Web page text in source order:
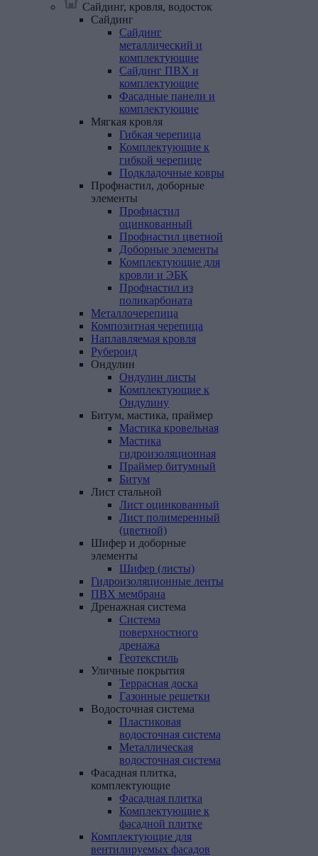
Сайдинг, кровля, водосток
Сайдинг
Сайдинг
металлический и
комплектующие
Сайдинг ПВХ и
комплектующие
Фасадные панели и
комплектующие
Мягкая кровля
Гибкая черепица
Комплектующие к
гибкой черепице
Подкладочные ковры
Профнастил, доборные
элементы
Профнастил
оцинкованный
Профнастил цветной
Доборные элементы
Комплектующие для
кровли и ЭБК
Профнастил из
поликарбоната
Металлочерепица
Композитная черепица
Наплавляемая кровля
Рубероид
Ондулин
Ондулин листы
Комплектующие к
Ондулину
Битум, мастика, праймер
Мастика кровельная
Мастика
гидроизоляционная
Праймер битумный
Битум
Лист стальной
Лист оцинкованный
Лист полимеренный
(цветной)
Шифер и доборные
элементы
Шифер (листы)
Гидроизоляционные ленты
ПВХ мембрана
Дренажная система
Система
поверхностного
дренажа
Геотекстиль
Уличные покрытия
Террасная доска
Газонные решетки
Водосточная система
Пластиковая
водосточная система
Металлическая
водосточная система
Фасадная плитка,
комплектующие
Фасадная плитка
Комплектующие к
фасадной плитке
Комплектующие для
вентилируемых фасадов